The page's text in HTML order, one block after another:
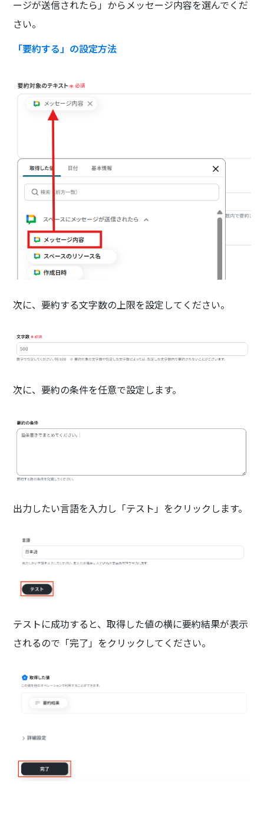
ージが送信されたら」からメッセージ内容を選んでくだ
さい。
「要約する」の設定方法
次に、要約する文字数の上限を設定してください。
次に、要約の条件を任意で設定します。
出力したい言語を入力し「テスト」をクリックします。
テストに成功すると、取得した値の横に要約結果が表示
されるので「完了」をクリックしてください。